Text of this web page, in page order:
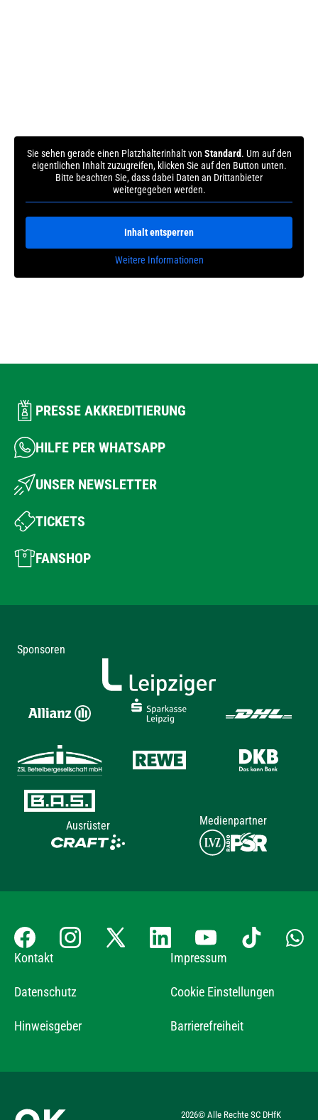
Sie sehen gerade einen Platzhalterinhalt von Standard. Um auf den
eigentlichen Inhalt zuzugreifen, klicken Sie auf den Button unten.
Bitte beachten Sie, dass dabei Daten an Drittanbieter
weitergegeben werden.
Inhalt entsperren
Weitere Informationen
PRESSE AKKREDITIERUNG
HILFE PER WHATSAPP
UNSER NEWSLETTER
TICKETS
FANSHOP
Sponsoren
Ausrüster Medienpartner
Kontakt Impressum
Datenschutz Cookie Einstellungen
Hinweisgeber Barrierefreiheit
2026© Alle Rechte SC DHfK